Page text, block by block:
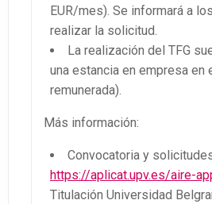
EUR/mes). Se informará a
realizar la solicitud.
La realización del TFG
una estancia en empresa en
remunerada).
Más información:
Convocatoria y
https://aplicat.upv.es/aire-
Titulación Universidad